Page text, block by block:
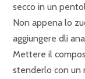
secco in un
Non appena lo
aggiungere dli
Mettere il
stenderlo con un